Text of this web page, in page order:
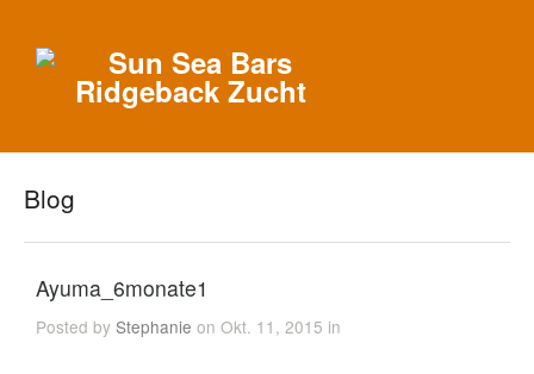
Blog
Ayuma_6monate1
Posted byStephanie on Okt. 11, 2015 in